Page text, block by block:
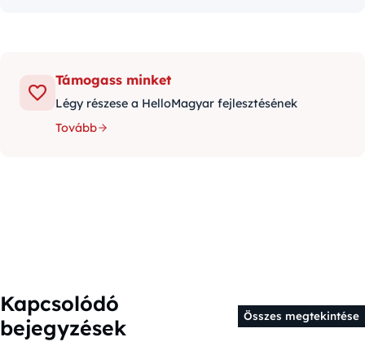
Támogass minket
Légy részese a HelloMagyar fejlesztésének
Tovább
Kapcsolódó
bejegyzések
Összes megtekintése